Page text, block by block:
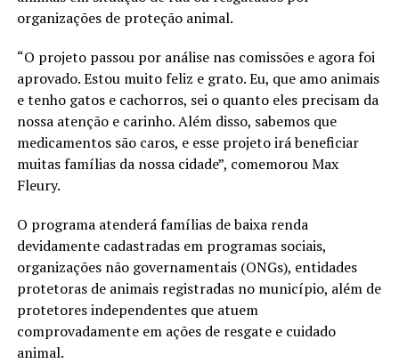
organizações de proteção animal.
“O projeto passou por análise nas comissões e agora foi
aprovado. Estou muito feliz e grato. Eu, que amo animais
e tenho gatos e cachorros, sei o quanto eles precisam da
nossa atenção e carinho. Além disso, sabemos que
medicamentos são caros, e esse projeto irá beneficiar
muitas famílias da nossa cidade”, comemorou Max
Fleury.
O programa atenderá famílias de baixa renda
devidamente cadastradas em programas sociais,
organizações não governamentais (ONGs), entidades
protetoras de animais registradas no município, além de
protetores independentes que atuem
comprovadamente em ações de resgate e cuidado
animal.